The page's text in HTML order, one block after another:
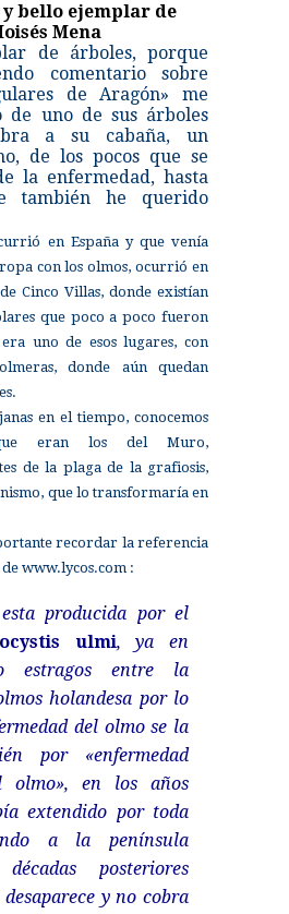
bello ejemplar de
Mena
de árboles, porque
comentario sobre
de Aragón» me
de uno de sus árboles
a su cabaña, un
de los pocos que se
la enfermedad, hasta
también he querido
en España y que venía
con los olmos, ocurrió en
Cinco Villas, donde existían
que poco a poco fueron
uno de esos lugares, con
donde aún quedan
en el tiempo, conocemos
eran los del Muro,
de la plaga de la grafiosis,
que lo transformaría en
recordar la referencia
www.lycos.com :
esta producida por el
ulmi, ya en
estragos entre la
holandesa por lo
del olmo se la
por «enfermedad
olmo», en los años
extendido por toda
a la península
posteriores
y no cobra